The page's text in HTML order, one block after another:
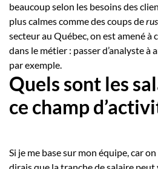
beaucoup selon les besoins des
plus calmes comme des coups de
secteur au Québec, on est amené à
dans le métier : passer d’analyste
par exemple.
Quels sont les
ce champ
Si je me base sur mon équipe, car